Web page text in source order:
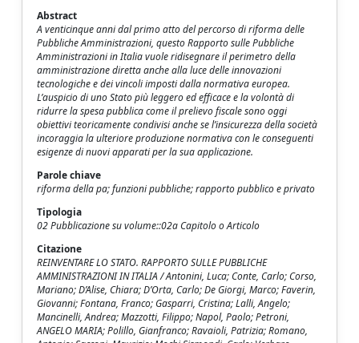
Abstract
A venticinque anni dal primo atto del percorso di riforma delle
Pubbliche Amministrazioni, questo Rapporto sulle Pubbliche
Amministrazioni in Italia vuole ridisegnare il perimetro della
amministrazione diretta anche alla luce delle innovazioni
tecnologiche e dei vincoli imposti dalla normativa europea.
L’auspicio di uno Stato più leggero ed efficace e la volontà di
ridurre la spesa pubblica come il prelievo fiscale sono oggi
obiettivi teoricamente condivisi anche se l’insicurezza della società
incoraggia la ulteriore produzione normativa con le conseguenti
esigenze di nuovi apparati per la sua applicazione.
Parole chiave
riforma della pa; funzioni pubbliche; rapporto pubblico e privato
Tipologia
02 Pubblicazione su volume::02a Capitolo o Articolo
Citazione
REINVENTARE LO STATO. RAPPORTO SULLE PUBBLICHE
AMMINISTRAZIONI IN ITALIA / Antonini, Luca; Conte, Carlo; Corso,
Mariano; D’Alise, Chiara; D’Orta, Carlo; De Giorgi, Marco; Faverin,
Giovanni; Fontana, Franco; Gasparri, Cristina; Lalli, Angelo;
Mancinelli, Andrea; Mazzotti, Filippo; Napol, Paolo; Petroni,
ANGELO MARIA; Polillo, Gianfranco; Ravaioli, Patrizia; Romano,